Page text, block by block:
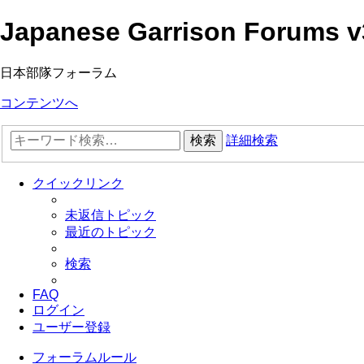
Japanese Garrison Forums
日本部隊フォーラム
コンテンツへ
検索 詳細検索
クイックリンク
未返信トピック
最近のトピック
検索
FAQ
ログイン
ユーザー登録
フォーラムルール